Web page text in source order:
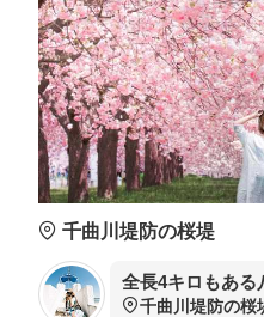
千曲川堤防の桜堤
全長4キロもある
千曲川堤防の桜